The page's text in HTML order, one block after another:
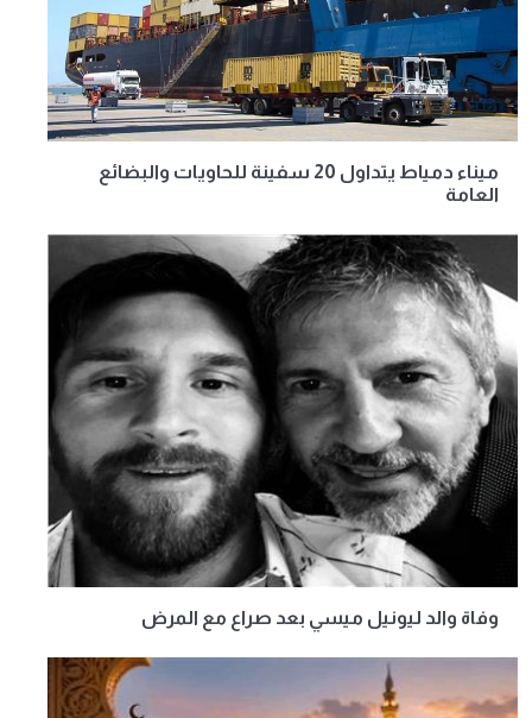
ميناء دمياط يتداول 20 سفينة للحاويات والبضائع
العامة
وفاة والد ليونيل ميسي بعد صراع مع المرض